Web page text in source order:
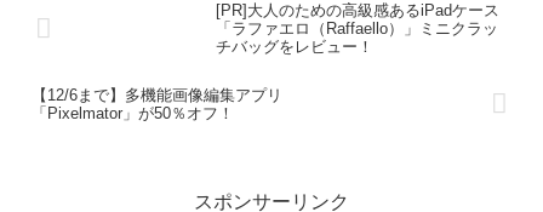
[PR]大人のための高級感あるiPadケース
「ラファエロ（Raffaello）」ミニクラッ
チバッグをレビュー！
【12/6まで】多機能画像編集アプリ
「Pixelmator」が50％オフ！
スポンサーリンク